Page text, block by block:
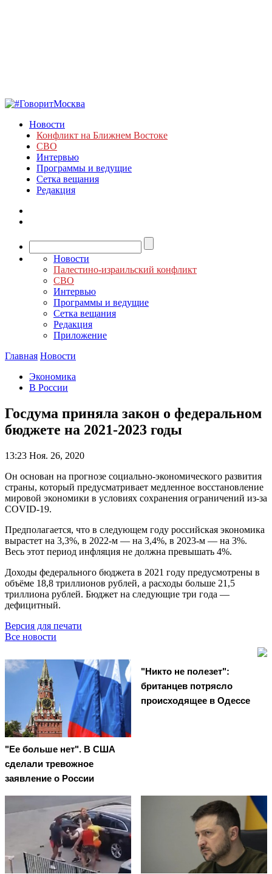
Новости
Конфликт на Ближнем Востоке
СВО
Интервью
Программы и ведущие
Сетка вещания
Редакция
Новости
Палестино-израильский конфликт
СВО
Интервью
Программы и ведущие
Сетка вещания
Редакция
Приложение
Главная Новости
Экономика
В России
Госдума приняла закон о федеральном
бюджете на 2021-2023 годы
13:23 Ноя. 26, 2020
Он основан на прогнозе социально-экономического развития
страны, который предусматривает медленное восстановление
мировой экономики в условиях сохранения ограничений из-за
COVID-19.
Предполагается, что в следующем году российская экономика
вырастет на 3,3%, в 2022-м — на 3,4%, в 2023-м — на 3%.
Весь этот период инфляция не должна превышать 4%.
Доходы федерального бюджета в 2021 году предусмотрены в
объёме 18,8 триллионов рублей, а расходы больше 21,5
триллиона рублей. Бюджет на следующие три года —
дефицитный.
Версия для печати
Все новости
"Ее больше нет". В США
сделали тревожное
заявление о России
"Никто не полезет":
британцев потрясло
происходящее в Одессе